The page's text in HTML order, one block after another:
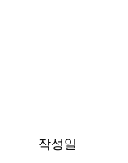
작성일